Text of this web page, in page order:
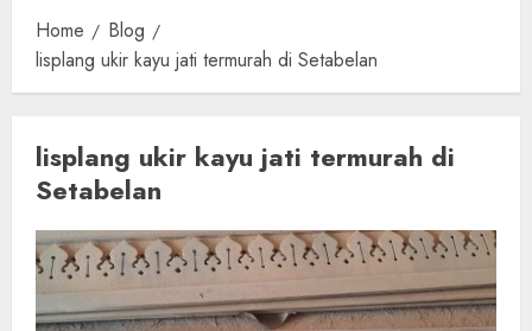
Home
Blog
lisplang ukir kayu jati termurah di Setabelan
lisplang ukir kayu jati termurah di
Setabelan